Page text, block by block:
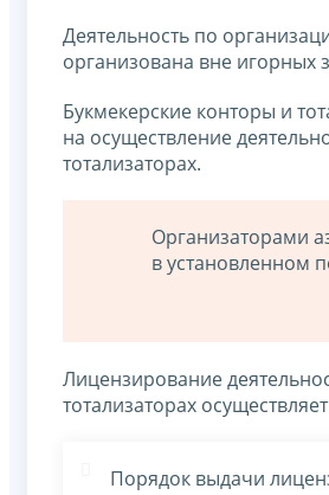
Деятельность по
организована вне игорных
Букмекерские конторы и
на осуществление
тотализаторах.
Организаторами
в установленном
Лицензирование
тотализаторах
Порядок выдачи